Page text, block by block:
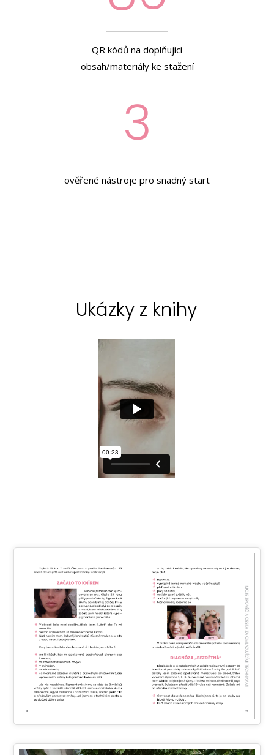
QR kódů na doplňující
obsah/materiály ke stažení
3
ověřené nástroje pro snadný start
Ukázky z knihy